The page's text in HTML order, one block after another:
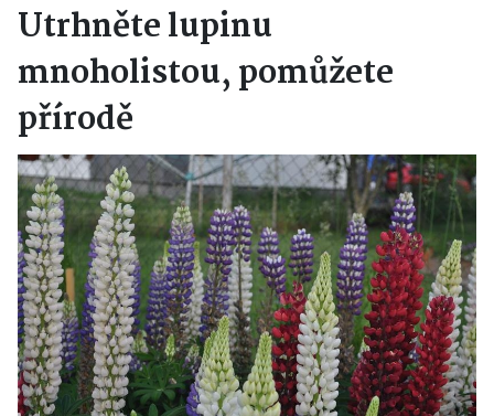
Utrhněte lupinu
mnoholistou, pomůžete
přírodě